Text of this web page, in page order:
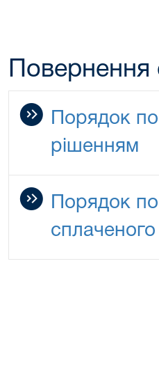
Порядок
рішенням
Порядок